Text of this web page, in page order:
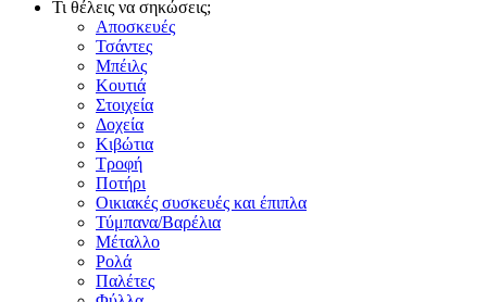
Τι θέλεις να σηκώσεις;
Αποσκευές
Τσάντες
Μπέιλς
Κουτιά
Στοιχεία
Δοχεία
Κιβώτια
Τροφή
Ποτήρι
Οικιακές συσκευές και έπιπλα
Τύμπανα/Βαρέλια
Μέταλλο
Ρολά
Παλέτες